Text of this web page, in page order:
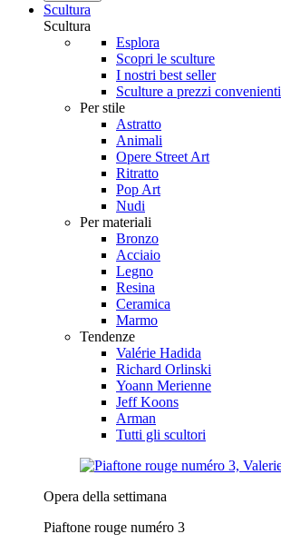
Scultura
Scultura
Esplora
Scopri le sculture
I nostri best seller
Sculture a prezzi convenienti
Per stile
Astratto
Animali
Opere Street Art
Ritratto
Pop Art
Nudi
Per materiali
Bronzo
Acciaio
Legno
Resina
Ceramica
Marmo
Tendenze
Valérie Hadida
Richard Orlinski
Yoann Merienne
Jeff Koons
Arman
Tutti gli scultori
Opera della settimana
Piaftone rouge numéro 3